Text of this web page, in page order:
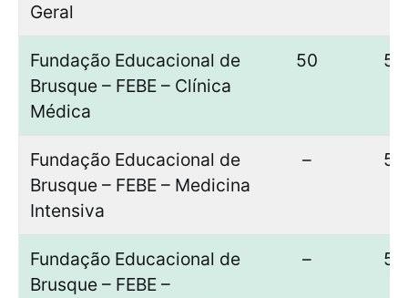
Geral
Fundação Educacional de
Brusque – FEBE – Clínica
Médica
50 50
Fundação Educacional de
Brusque – FEBE – Medicina
Intensiva
– 53
Fundação Educacional de
Brusque – FEBE –
– 50